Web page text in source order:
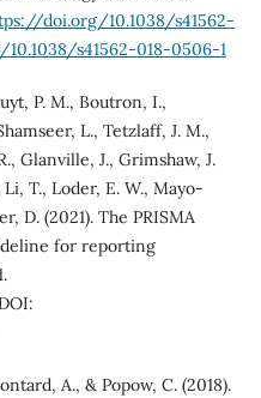
doi.org/10.1038/s41562-
s41562-018-0506-1
P. M., Boutron, I.,
L., Tetzlaff, J. M.,
Glanville, J., Grimshaw, J.
T., Loder, E. W., Mayo-
D. (2021). The PRISMA
for reporting
A., & Popow, C. (2018).